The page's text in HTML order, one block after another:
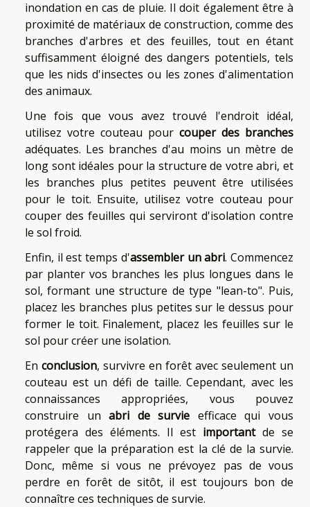
inondation en cas de pluie. Il doit également être à
proximité de matériaux de construction, comme des
branches d'arbres et des feuilles, tout en étant
suffisamment éloigné des dangers potentiels, tels
que les nids d'insectes ou les zones d'alimentation
des animaux.
Une fois que vous avez trouvé l'endroit idéal,
utilisez votre couteau pour couper des branches
adéquates. Les branches d'au moins un mètre de
long sont idéales pour la structure de votre abri, et
les branches plus petites peuvent être utilisées
pour le toit. Ensuite, utilisez votre couteau pour
couper des feuilles qui serviront d'isolation contre
le sol froid.
Enfin, il est temps d'assembler un abri. Commencez
par planter vos branches les plus longues dans le
sol, formant une structure de type "lean-to". Puis,
placez les branches plus petites sur le dessus pour
former le toit. Finalement, placez les feuilles sur le
sol pour créer une isolation.
En conclusion, survivre en forêt avec seulement un
couteau est un défi de taille. Cependant, avec les
connaissances appropriées, vous pouvez
construire unabri de survie efficace qui vous
protégera des éléments. Il est importantde se
rappeler que la préparation est la clé de la survie.
Donc, même si vous ne prévoyez pas de vous
perdre en forêt de sitôt, il est toujours bon de
connaître ces techniques de survie.